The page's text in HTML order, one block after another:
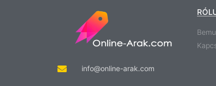
info@online-arak.com